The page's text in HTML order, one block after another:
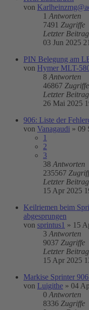
von
1 Antworten
7491 Zugriffe
Letzter Beitrag
03 Jun 2025
PIN Belegung am
von Hymer MLT-
8 Antworten
46867 Zugriffe
Letzter Beitrag
26 Mai 2025
906: Liste der
von Vanagaudi » 09
1
2
3
38 Antworten
235567
Letzter Beitrag
15 Apr 2025
Keilriemen beim
abgesprungen
von sprintus1 » 15
3 Antworten
9037 Zugriffe
Letzter Beitrag
15 Apr 2025
Markise Sprinter
von Luigithe » 04
0 Antworten
8336 Zugriffe